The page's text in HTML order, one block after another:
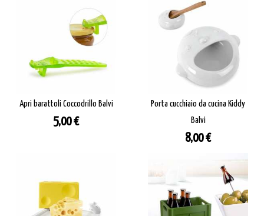
Apri barattoli Coccodrillo Balvi
Prezzo
5,00 €
Porta cucchiaio da cucina Kiddy
Balvi
Prezzo
8,00 €